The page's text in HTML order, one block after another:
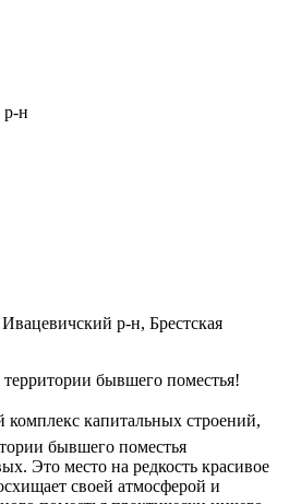
р-н
р-н, Брестская
бывшего поместья!
капитальных строений,
бывшего поместья
Это место на редкость красивое
своей атмосферой и